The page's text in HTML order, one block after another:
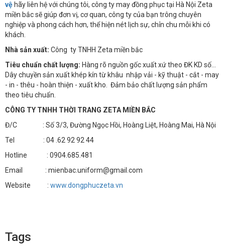
vệ hãy liên hệ với chúng tôi, công ty may đồng phục tại Hà Nội Zeta
miền bắc sẽ giúp đơn vị, cơ quan, công ty của bạn trông chuyên
nghiệp và phong cách hơn, thể hiện nét lịch sự, chỉn chu mỗi khi có
khách.
Nhà sản xuất: Công ty TNHH Zeta miền bắc
Tiêu chuẩn chất lượng: Hàng rõ nguồn gốc xuất xứ theo ĐK KD số…
Dây chuyền sản xuất khép kín từ khâu nhập vải - kỹ thuật - cắt - may
- in - thêu - hoàn thiện - xuất kho. Đảm bảo chất lượng sản phẩm
theo tiêu chuẩn.
CÔNG TY TNHH THỜI TRANG ZETA MIỀN BẮC
Đ/C : Số 3/3, Đường Ngọc Hồi, Hoàng Liệt, Hoàng Mai, Hà Nội
Tel : 04 .62 92 92 44
Hotline : 0904.685.481
Email : mienbac.uniform@gmail.com
Website : www.dongphuczeta.vn
Tags